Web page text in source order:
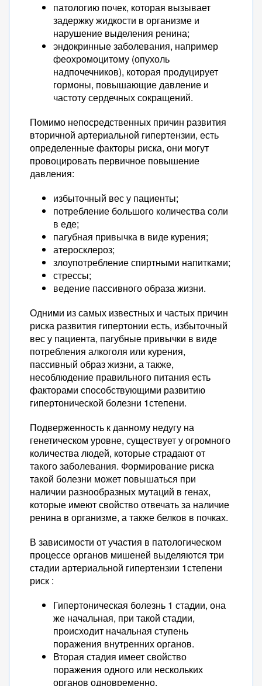
патологию почек, которая вызывает
задержку жидкости в организме и
нарушение выделения ренина;
эндокринные заболевания, например
феохромоцитому (опухоль
надпочечников), которая продуцирует
гормоны, повышающие давление и
частоту сердечных сокращений.
Помимо непосредственных причин развития
вторичной артериальной гипертензии, есть
определенные факторы риска, они могут
провоцировать первичное повышение
давления:
избыточный вес у пациенты;
потребление большого количества соли
в еде;
пагубная привычка в виде курения;
атеросклероз;
злоупотребление спиртными напитками;
стрессы;
ведение пассивного образа жизни.
Одними из самых известных и частых причин
риска развития гипертонии есть, избыточный
вес у пациента, пагубные привычки в виде
потребления алкоголя или курения,
пассивный образ жизни, а также,
несоблюдение правильного питания есть
факторами способствующими развитию
гипертонической болезни 1степени.
Подверженность к данному недугу на
генетическом уровне, существует у огромного
количества людей, которые страдают от
такого заболевания. Формирование риска
такой болезни может повышаться при
наличии разнообразных мутаций в генах,
которые имеют свойство отвечать за наличие
ренина в организме, а также белков в почках.
В зависимости от участия в патологическом
процессе органов мишеней выделяются три
стадии артериальной гипертензии 1степени
риск :
Гипертоническая болезнь 1 стадии, она
же начальная, при такой стадии,
происходит начальная ступень
поражения внутренних органов.
Вторая стадия имеет свойство
поражения одного или нескольких
органов одновременно.